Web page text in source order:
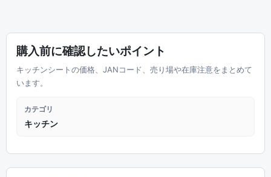
購入前に確認したいポイント
キッチンシートの価格、JANコード、売り場や在庫注意をまとめて
います。
カテゴリ
キッチン